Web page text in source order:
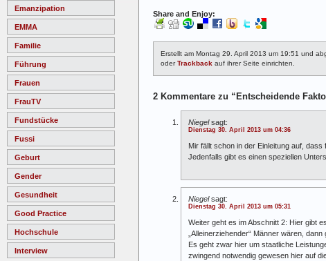
Emanzipation
EMMA
Familie
Führung
Frauen
FrauTV
Fundstücke
Fussi
Geburt
Gender
Gesundheit
Good Practice
Hochschule
Interview
Share and Enjoy:
Erstellt am Montag 29. April 2013 um 19:51 und
oderTrackback auf ihrer Seite einrichten.
2 Kommentare zu “Entscheidende
Niegelsagt:
Dienstag 30. April 2013 um 04:36
Mir fällt schon in der Einleitung auf,
Jedenfalls gibt es einen speziellen
Niegelsagt:
Dienstag 30. April 2013 um 05:31
Weiter geht es im Abschnitt 2: Hier gibt
„Alleinerziehender“ Männer wären,
Es geht zwar hier um staatliche
zwingend notwendig gewesen hier auf